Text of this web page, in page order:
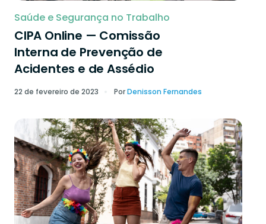
Saúde e Segurança no Trabalho
CIPA Online — Comissão
Interna de Prevenção de
Acidentes e de Assédio
22 de fevereiro de 2023 PorDenisson Fernandes